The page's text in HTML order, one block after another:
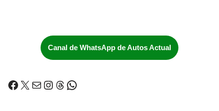
Canal de WhatsApp de Autos Actual